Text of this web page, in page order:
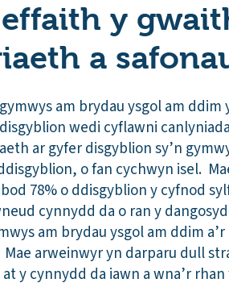
y
a
am brydau ysgol am
wedi cyflawni
ar gyfer disgyblion sy’n
o fan cychwyn isel.
78% o ddisgyblion y cyfnod
cynnydd da o ran y
am brydau ysgol am ddim
arweinwyr yn darparu dull
y cynnydd da iawn a wna’r